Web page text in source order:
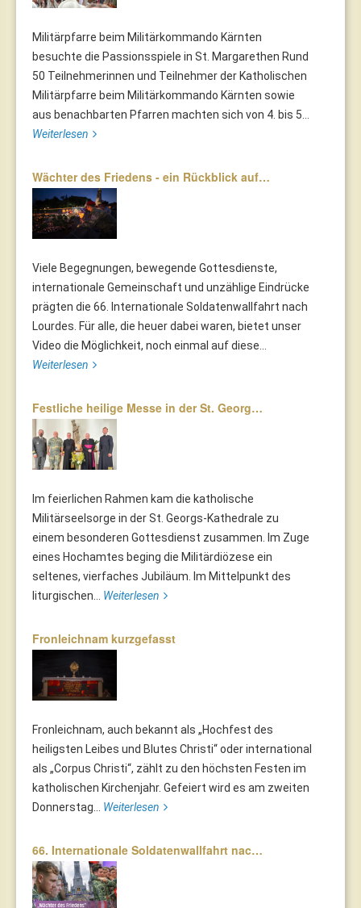
Militärpfarre beim Militärkommando Kärnten
besuchte die Passionsspiele in St. Margarethen Rund
50 Teilnehmerinnen und Teilnehmer der Katholischen
Militärpfarre beim Militärkommando Kärnten sowie
aus benachbarten Pfarren machten sich von 4. bis 5...
Weiterlesen
Wächter des Friedens - ein Rückblick auf…
Viele Begegnungen, bewegende Gottesdienste,
internationale Gemeinschaft und unzählige Eindrücke
prägten die 66. Internationale Soldatenwallfahrt nach
Lourdes. Für alle, die heuer dabei waren, bietet unser
Video die Möglichkeit, noch einmal auf diese...
Weiterlesen
Festliche heilige Messe in der St. Georg…
Im feierlichen Rahmen kam die katholische
Militärseelsorge in der St. Georgs-Kathedrale zu
einem besonderen Gottesdienst zusammen. Im Zuge
eines Hochamtes beging die Militärdiözese ein
seltenes, vierfaches Jubiläum. Im Mittelpunkt des
liturgischen... Weiterlesen
Fronleichnam kurzgefasst
Fronleichnam, auch bekannt als „Hochfest des
heiligsten Leibes und Blutes Christi“ oder international
als „Corpus Christi“, zählt zu den höchsten Festen im
katholischen Kirchenjahr. Gefeiert wird es am zweiten
Donnerstag... Weiterlesen
66. Internationale Soldatenwallfahrt nac…